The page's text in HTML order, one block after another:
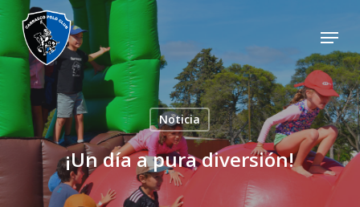
Skip
main
content
Menu
Noticia
¡Un día a pura diversión!